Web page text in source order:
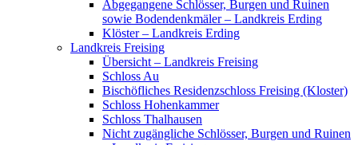
Abgegangene Schlösser, Burgen und Ruinen
sowie Bodendenkmäler – Landkreis Erding
Klöster – Landkreis Erding
Landkreis Freising
Übersicht – Landkreis Freising
Schloss Au
Bischöfliches Residenzschloss Freising (Kloster)
Schloss Hohenkammer
Schloss Thalhausen
Nicht zugängliche Schlösser, Burgen und Ruinen